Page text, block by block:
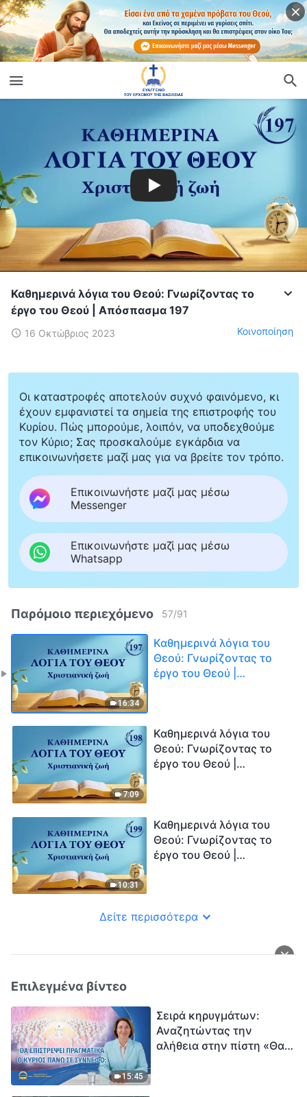
Καθημερινά λόγια του Θεού: Γνωρίζοντας το
έργο του Θεού | Απόσπασμα 197
16 Οκτώβριος 2023 Κοινοποίηση
Οι καταστροφές αποτελούν συχνό φαινόμενο, κι
έχουν εμφανιστεί τα σημεία της επιστροφής του
Κυρίου. Πώς μπορούμε, λοιπόν, να υποδεχθούμε
τον Κύριο; Σας προσκαλούμε εγκάρδια να
επικοινωνήσετε μαζί μας για να βρείτε τον τρόπο.
Επικοινωνήστε μαζί μας μέσω
Messenger
Επικοινωνήστε μαζί μας μέσω
Whatsapp
Παρόμοιο περιεχόμενο 57/91
16:34
Καθημερινά λόγια του
Θεού: Γνωρίζοντας το
έργο του Θεού |
7:09
Καθημερινά λόγια του
Θεού: Γνωρίζοντας το
έργο του Θεού |
10:31
Καθημερινά λόγια του
Θεού: Γνωρίζοντας το
έργο του Θεού |
Δείτε περισσότερα
Επιλεγμένα βίντεο
15:45
Σειρά κηρυγμάτων:
Αναζητώντας την
αλήθεια στην πίστη «Θα